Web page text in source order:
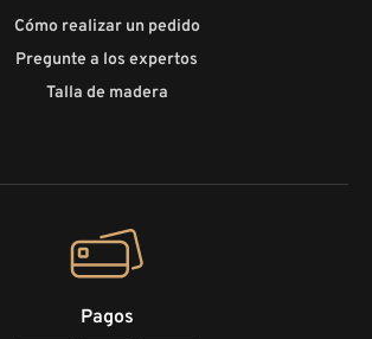
Cómo realizar un pedido
Pregunte a los expertos
Talla de madera
Pagos